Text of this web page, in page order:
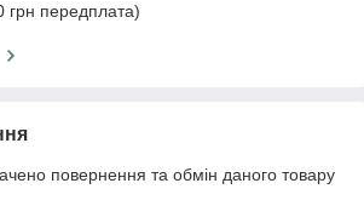
грн передплата)
повернення та обмін даного товару